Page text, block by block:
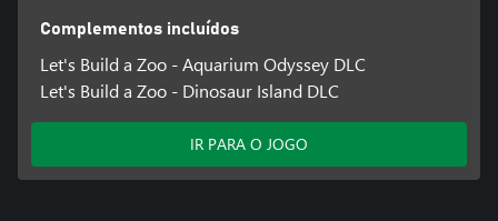
Complementos incluídos
Let's Build a Zoo - Aquarium Odyssey DLC
Let's Build a Zoo - Dinosaur Island DLC
IR PARA O JOGO